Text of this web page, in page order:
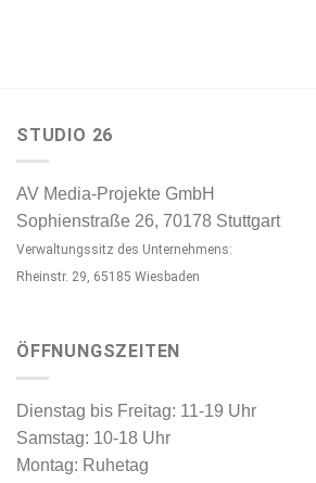
STUDIO 26
AV Media-Projekte GmbH
Sophienstraße 26, 70178 Stuttgart
Verwaltungssitz des Unternehmens:
Rheinstr. 29, 65185 Wiesbaden
ÖFFNUNGSZEITEN
Dienstag bis Freitag: 11-19 Uhr
Samstag: 10-18 Uhr
Montag: Ruhetag